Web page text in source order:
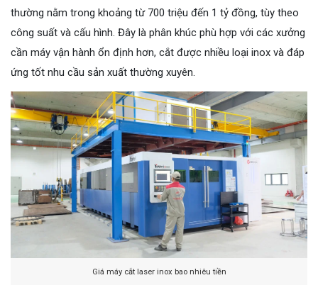
thường nằm trong khoảng từ 700 triệu đến 1 tỷ đồng, tùy theo
công suất và cấu hình. Đây là phân khúc phù hợp với các xưởng
cần máy vận hành ổn định hơn, cắt được nhiều loại inox và đáp
ứng tốt nhu cầu sản xuất thường xuyên.
Giá máy cắt laser inox bao nhiêu tiền